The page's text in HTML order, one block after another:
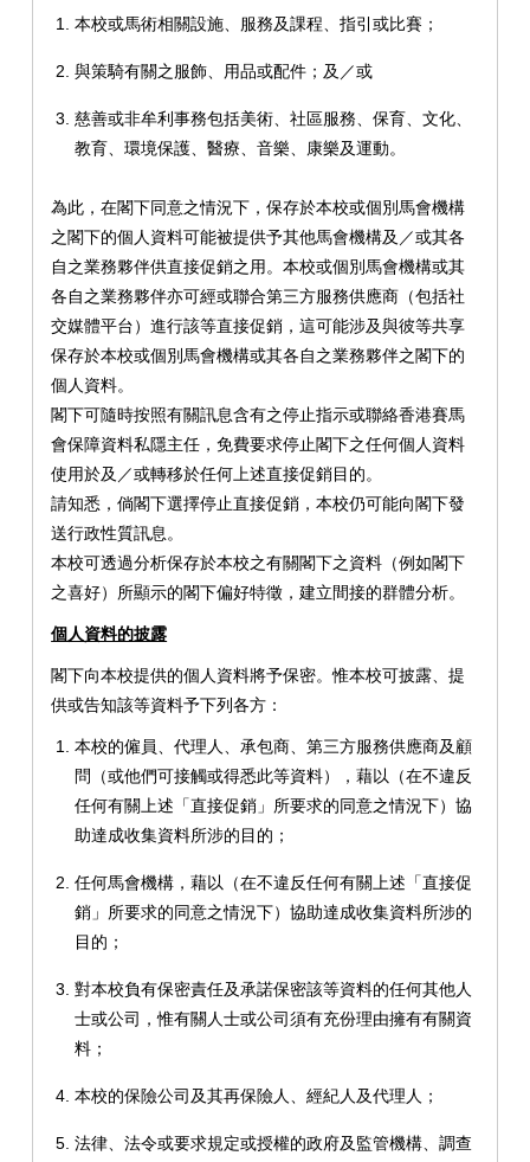
本校或馬術相關設施、服務及課程、指引或比賽；
與策騎有關之服飾、用品或配件；及／或
慈善或非牟利事務包括美術、社區服務、保育、文化、
教育、環境保護、醫療、音樂、康樂及運動。
為此，在閣下同意之情況下，保存於本校或個別馬會機構
之閣下的個人資料可能被提供予其他馬會機構及／或其各
自之業務夥伴供直接促銷之用。本校或個別馬會機構或其
各自之業務夥伴亦可經或聯合第三方服務供應商（包括社
交媒體平台）進行該等直接促銷，這可能涉及與彼等共享
保存於本校或個別馬會機構或其各自之業務夥伴之閣下的
個人資料。
閣下可隨時按照有關訊息含有之停止指示或聯絡香港賽馬
會保障資料私隱主任，免費要求停止閣下之任何個人資料
使用於及／或轉移於任何上述直接促銷目的。
請知悉，倘閣下選擇停止直接促銷，本校仍可能向閣下發
送行政性質訊息。
本校可透過分析保存於本校之有關閣下之資料（例如閣下
之喜好）所顯示的閣下偏好特徵，建立間接的群體分析。
個人資料的披露
閣下向本校提供的個人資料將予保密。惟本校可披露、提
供或告知該等資料予下列各方：
本校的僱員、代理人、承包商、第三方服務供應商及顧
問（或他們可接觸或得悉此等資料），藉以（在不違反
任何有關上述「直接促銷」所要求的同意之情況下）協
助達成收集資料所涉的目的；
任何馬會機構，藉以（在不違反任何有關上述「直接促
銷」所要求的同意之情況下）協助達成收集資料所涉的
目的；
對本校負有保密責任及承諾保密該等資料的任何其他人
士或公司，惟有關人士或公司須有充份理由擁有有關資
料；
本校的保險公司及其再保險人、經紀人及代理人；
法律、法令或要求規定或授權的政府及監管機構、調查